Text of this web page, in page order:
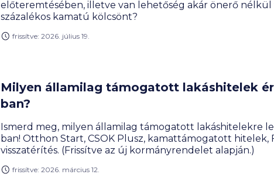
előteremtésében, illetve van lehetőség akár önerő nélkül
százalékos kamatú kölcsönt?
frissítve: 2026. július 19.
Milyen államilag támogatott lakáshitelek
ban?
Ismerd meg, milyen államilag támogatott lakáshitelekre
ban! Otthon Start, CSOK Plusz, kamattámogatott hitelek,
visszatérítés. (Frissítve az új kormányrendelet alapján.)
frissítve: 2026. március 12.